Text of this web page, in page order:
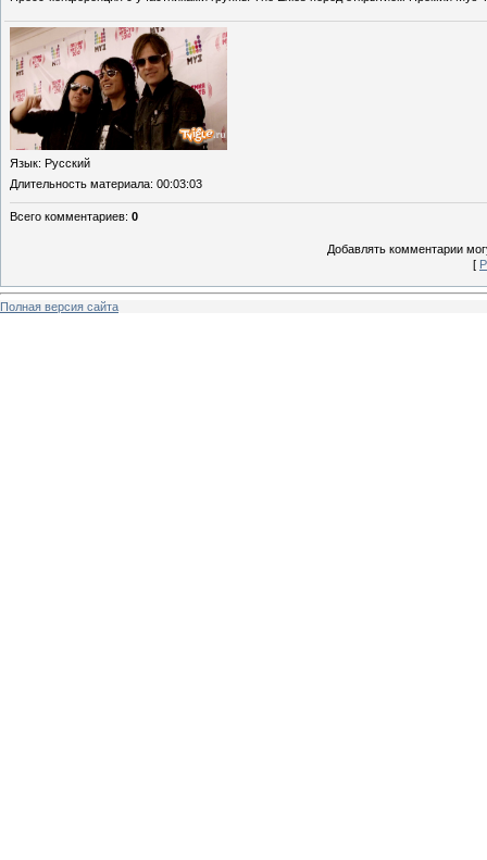
Язык: Русский
Длительность материала: 00:03:03
Всего комментариев: 0
Добавлять комментарии
[
Полная версия сайта